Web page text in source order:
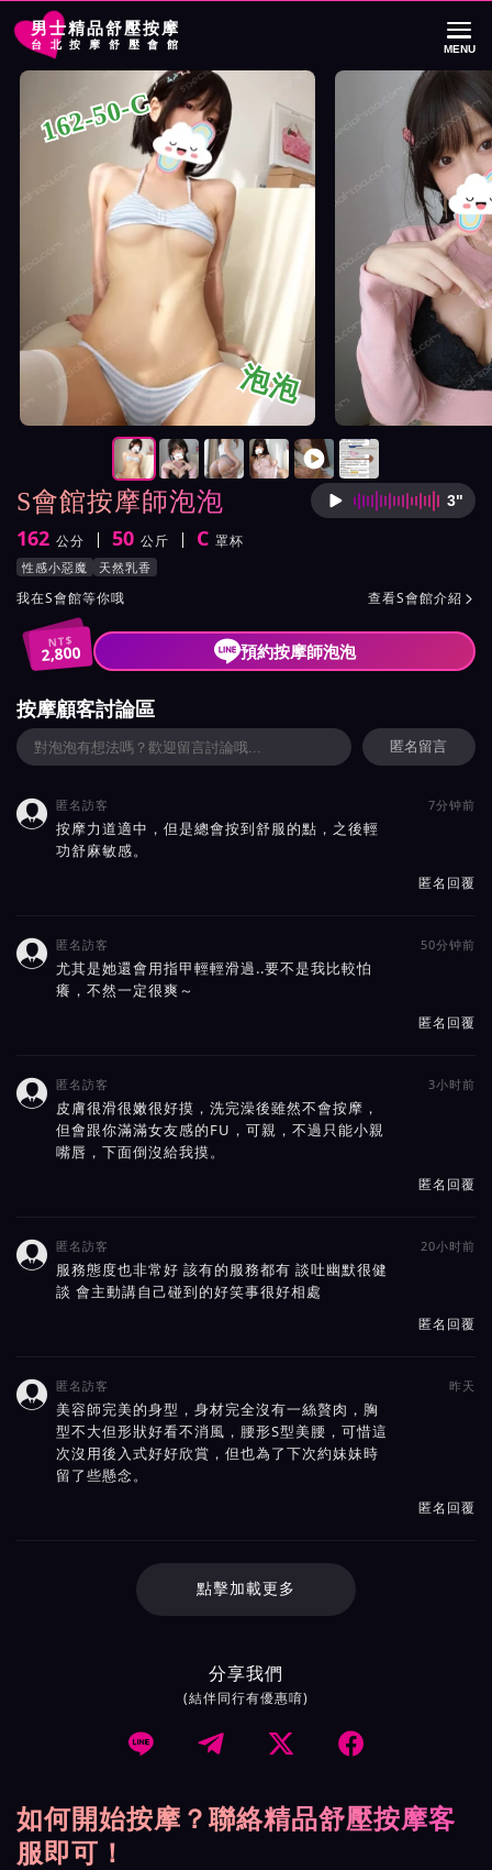
男士精品舒壓按摩
台北按摩舒壓會館 MENU
首頁 S會館按摩師泡泡詳細介紹
S會館按摩師泡泡 按摩師
3"
身高
162 公分
體重 50 公斤
罩杯 C 罩杯
按摩師泡泡服務風格與特色
性感小惡魔 天然乳香
按摩師泡泡所屬按摩會館介紹與班表
我在S會館等你哦 查看S會館介紹 
NT$
2,800 預約按摩師泡泡
S會館按摩師泡泡照片展示與影片介紹
泡泡
162-50-C
按摩師泡泡照片展示與影片介紹及客戶評價截屏展示
按摩顧客討論區
匿名留言
 匿名訪客 7分钟前
按摩力道適中，但是總會按到舒服的點，之後輕
功舒麻敏感。
匿名回覆
 匿名訪客 50分钟前
尤其是她還會用指甲輕輕滑過..要不是我比較怕
癢，不然一定很爽～
匿名回覆
 匿名訪客 3小时前
皮膚很滑很嫩很好摸，洗完澡後雖然不會按摩，
但會跟你滿滿女友感的FU，可親，不過只能小親
嘴唇，下面倒沒給我摸。
匿名回覆
 匿名訪客 20小时前
服務態度也非常好 該有的服務都有 談吐幽默很健
談 會主動講自己碰到的好笑事很好相處
匿名回覆
 匿名訪客 昨天
美容師完美的身型，身材完全沒有一絲贅肉，胸
型不大但形狀好看不消風，腰形S型美腰，可惜這
次沒用後入式好好欣賞，但也為了下次約妹妹時
留了些懸念。
匿名回覆
點擊加載更多
分享我們
(結伴同行有優惠唷)
   
如何開始按摩？聯絡精品舒壓按摩客
服即可！